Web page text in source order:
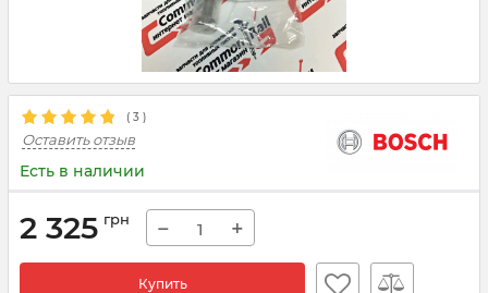
( 3 )
Оставить отзыв
Есть в наличии
2 325 грн − +
Купить